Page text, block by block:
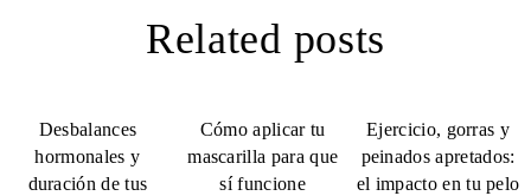
ó
Related posts
Desbalances
hormonales y
duración de tus
Cómo aplicar tu
mascarilla para que
sí funcione
Ejercicio, gorras y
peinados apretados:
el impacto en tu pelo